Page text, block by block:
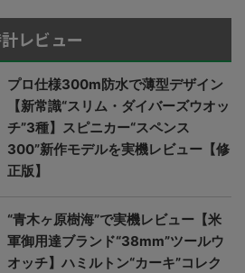
レビュー
プロ仕様300m防水で薄型デザイン
【新常識“スリム・ダイバーズウオッ
チ”3種】スピニカー“スペンス
300”新作モデルを実機レビュー【修
正版】
“青木ヶ原樹海”で実機レビュー【米
軍御用達ブランド“38mm”ツールウ
オッチ】ハミルトン“カーキ”コレク